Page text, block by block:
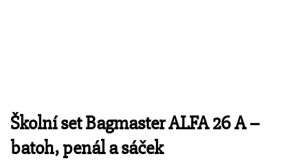
Školní set Bagmaster ALFA 26 A –
batoh, penál a sáček